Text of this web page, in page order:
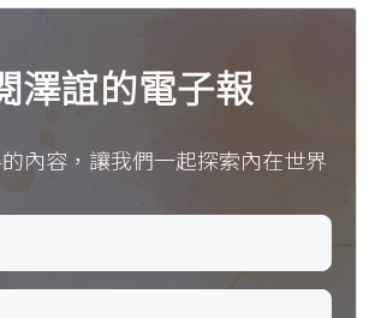
澤誼的電子報
內容，讓我們一起探索內在世界